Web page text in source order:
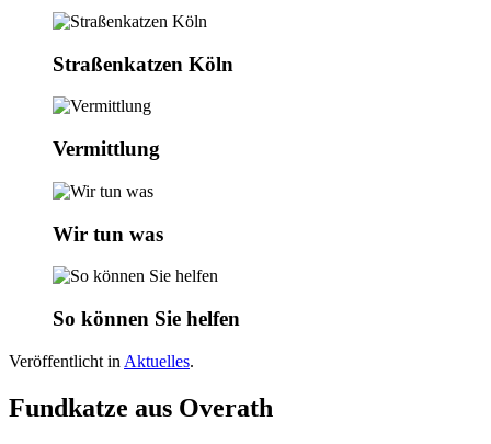
Straßenkatzen Köln
Vermittlung
Wir tun was
So können Sie helfen
Veröffentlicht in Aktuelles.
Fundkatze aus Overath